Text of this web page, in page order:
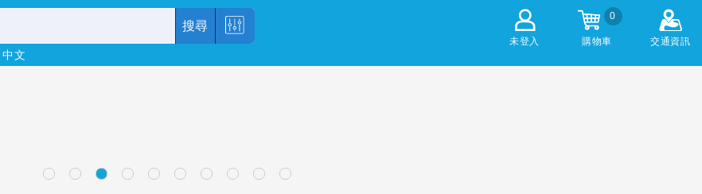
未登入
0
購物車 交通資訊
搜尋
中文